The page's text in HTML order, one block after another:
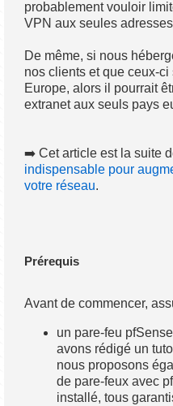
probablement vouloir
VPN aux seules
De même, si nous
nos clients et que ceux-
Europe, alors il pourrait
extranet aux seuls pays
➡️ Cet article est la suite
indispensable pour
votre réseau.
Prérequis
Avant de commencer,
un pare-feu
avons rédigé un
nous proposons
de pare-feux avec
installé, tous